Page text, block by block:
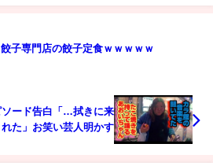
餃子専門店の餃子定食ｗｗｗｗｗ
ソード告白「…拭きに来
た」お笑い芸人明かす